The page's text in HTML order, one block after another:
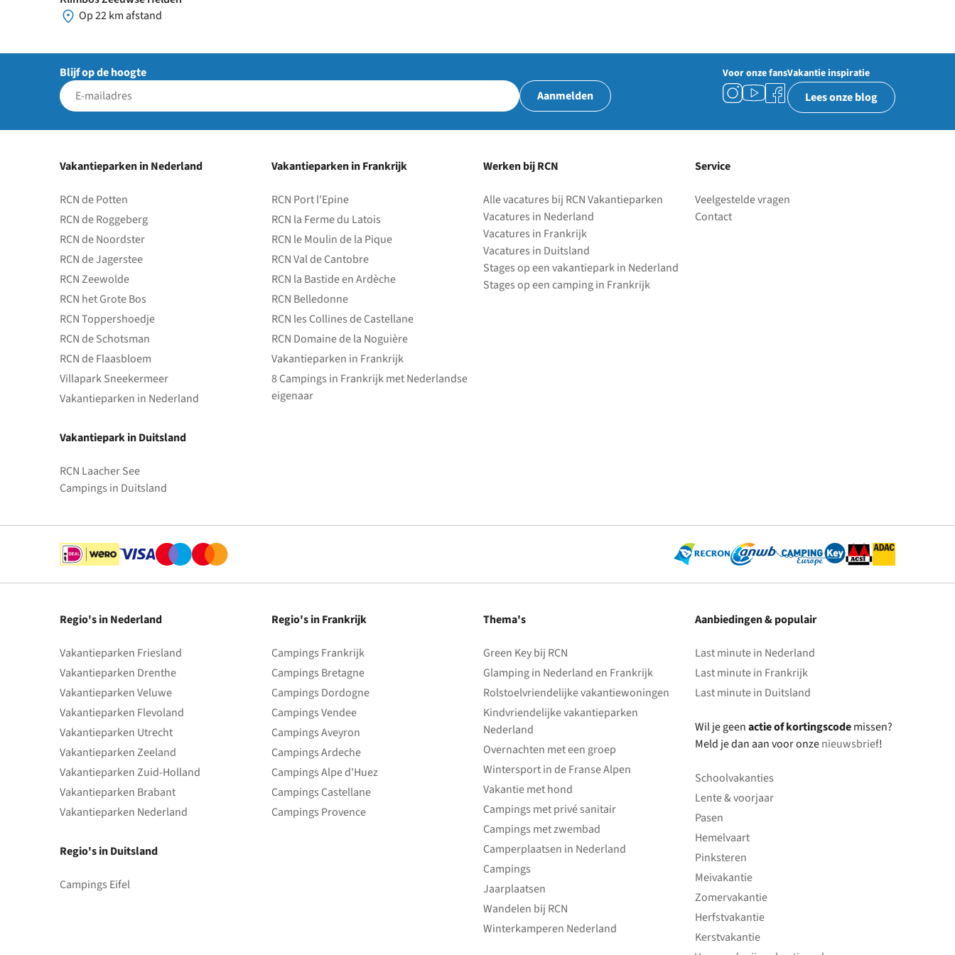
Op 22 km afstand
Blijf op de hoogte
Aanmelden
Voor onze fansVakantie inspiratie
Lees onze blog
Vakantieparken in Nederland
RCN de Potten
RCN de Roggeberg
RCN de Noordster
RCN de Jagerstee
RCN Zeewolde
RCN het Grote Bos
RCN Toppershoedje
RCN de Schotsman
RCN de Flaasbloem
Villapark Sneekermeer
Vakantieparken in Nederland
Vakantiepark in Duitsland
RCN Laacher See
Campings in Duitsland
Vakantieparken in Frankrijk
RCN Port l'Epine
RCN la Ferme du Latois
RCN le Moulin de la Pique
RCN Val de Cantobre
RCN la Bastide en Ardèche
RCN Belledonne
RCN les Collines de Castellane
RCN Domaine de la Noguière
Vakantieparken in Frankrijk
8 Campings in Frankrijk met Nederlandse
eigenaar
Werken bij RCN
Alle vacatures bij RCN Vakantieparken
Vacatures in Nederland
Vacatures in Frankrijk
Vacatures in Duitsland
Stages op een vakantiepark in Nederland
Stages op een camping in Frankrijk
Service
Veelgestelde vragen
Contact
Regio's in Nederland
Vakantieparken Friesland
Vakantieparken Drenthe
Vakantieparken Veluwe
Vakantieparken Flevoland
Vakantieparken Utrecht
Vakantieparken Zeeland
Vakantieparken Zuid-Holland
Vakantieparken Brabant
Vakantieparken Nederland
Regio's in Duitsland
Campings Eifel
Regio's in Frankrijk
Campings Frankrijk
Campings Bretagne
Campings Dordogne
Campings Vendee
Campings Aveyron
Campings Ardeche
Campings Alpe d'Huez
Campings Castellane
Campings Provence
Thema's
Green Key bij RCN
Glamping in Nederland en Frankrijk
Rolstoelvriendelijke vakantiewoningen
Kindvriendelijke vakantieparken
Nederland
Overnachten met een groep
Wintersport in de Franse Alpen
Vakantie met hond
Campings met privé sanitair
Campings met zwembad
Camperplaatsen in Nederland
Campings
Jaarplaatsen
Wandelen bij RCN
Winterkamperen Nederland
Aanbiedingen & populair
Last minute in Nederland
Last minute in Frankrijk
Last minute in Duitsland
Wil je geenactie of kortingscodemissen?
Meld je dan aan voor onzenieuwsbrief!
Schoolvakanties
Lente & voorjaar
Pasen
Hemelvaart
Pinksteren
Meivakantie
Zomervakantie
Herfstvakantie
Kerstvakantie